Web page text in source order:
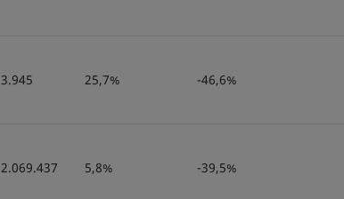
3.945 25,7% -46,6%
2.069.437 5,8% -39,5%